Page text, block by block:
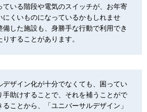
ている階段や電気のスイッチが、お年寄
にくいものになっているかもしれませ
備した施設も、身勝手な行動で利用でき
することがあります。
デザイン化が十分でなくても、困ってい
手助けすることで、それを補うことがで
ことから、「ユニバーサルデザイン」